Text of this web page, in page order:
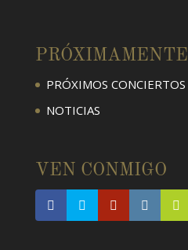
PRÓXIMAMENTE
PRÓXIMOS CONCIERTOS
NOTICIAS
VEN CONMIGO